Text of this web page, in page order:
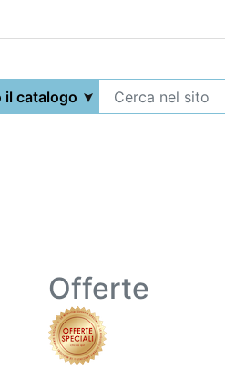
Offerte